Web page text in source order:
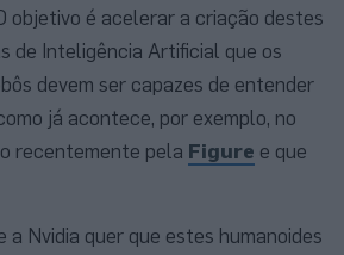
objetivo é acelerar a criação destes
de Inteligência Artificial que os
devem ser capazes de entender
já acontece, por exemplo, no
recentemente pela Figure e que
a Nvidia quer que estes humanoides